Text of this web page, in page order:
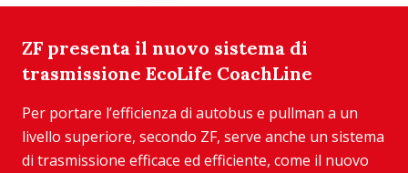
ZF presenta il nuovo sistema di
trasmissione EcoLife CoachLine
Per portare l’efficienza di autobus e pullman a un
livello superiore, secondo ZF, serve anche un sistema
di trasmissione efficace ed efficiente, come il nuovo